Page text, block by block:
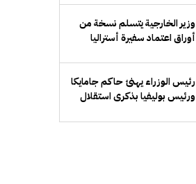
التعاون المشترك
وزير الخارجية يتسلم نسخة من
أوراق اعتماد سفيرة أستراليا
رئيس الوزراء يهنئ حاكم جامايكا
ورئيس بوليفيا بذكرى استقلال